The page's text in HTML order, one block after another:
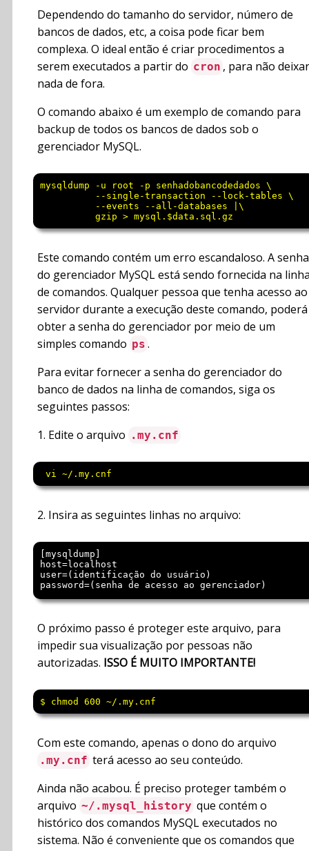
Dependendo do tamanho do servidor, número de
bancos de dados, etc, a coisa pode ficar bem
complexa. O ideal então é criar procedimentos a
serem executados a partir do cron , para não deixar
nada de fora.
O comando abaixo é um exemplo de comando para
backup de todos os bancos de dados sob o
gerenciador MySQL.
mysqldump -u root -p senhadobancodedados \
          --single-transaction --lock-tables \
          --events --all-databases |\
Este comando contém um erro escandaloso. A senha
do gerenciador MySQL está sendo fornecida na
de comandos. Qualquer pessoa que tenha acesso ao
servidor durante a execução deste comando, poderá
obter a senha do gerenciador por meio de um
simples comando ps .
Para evitar fornecer a senha do gerenciador do
banco de dados na linha de comandos, siga os
seguintes passos:
1. Edite o arquivo .my.cnf
vi ~/.my.cnf
2. Insira as seguintes linhas no arquivo:
[mysqldump]
host=localhost
user=(identificação do usuário)
O próximo passo é proteger este arquivo, para
impedir sua visualização por pessoas não
autorizadas. ISSO É MUITO IMPORTANTE!
$ chmod 600 ~/.my.cnf
Com este comando, apenas o dono do arquivo
.my.cnf terá acesso ao seu conteúdo.
Ainda não acabou. É preciso proteger também o
arquivo ~/.mysql_history que contém o
histórico dos comandos MySQL executados no
sistema. Não é conveniente que os comandos que